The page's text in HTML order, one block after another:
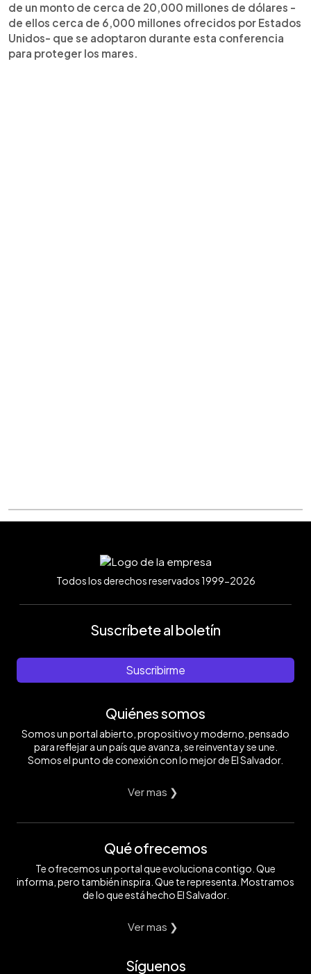
de un monto de cerca de 20,000 millones de dólares -
de ellos cerca de 6,000 millones ofrecidos por Estados
Unidos- que se adoptaron durante esta conferencia
para proteger los mares.
Todos los derechos reservados 1999-2026
Suscríbete al boletín
Suscribirme
Quiénes somos
Somos un portal abierto, propositivo y moderno, pensado
para reflejar a un país que avanza, se reinventa y se une.
Somos el punto de conexión con lo mejor de El Salvador.
Ver mas ❯
Qué ofrecemos
Te ofrecemos un portal que evoluciona contigo. Que
informa, pero también inspira. Que te representa. Mostramos
de lo que está hecho El Salvador.
Ver mas ❯
Síguenos